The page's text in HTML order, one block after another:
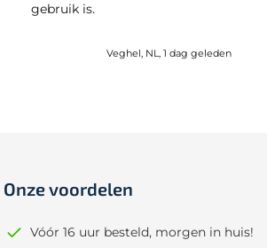
gebruik is.
Veghel, NL, 1 dag geleden
Onze voordelen
Vóór 16 uur besteld, morgen in huis!